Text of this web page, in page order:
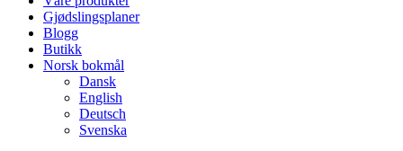
Gjødslingsplaner
Blogg
Butikk
Norsk bokmål
Dansk
English
Deutsch
Svenska